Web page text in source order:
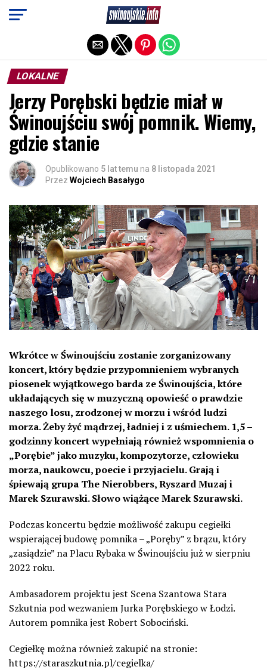
LOKALNE
Jerzy Porębski będzie miał w
Świnoujściu swój pomnik. Wiemy,
gdzie stanie
Opublikowano 5 lat temu na 8 listopada 2021
Przez Wojciech Basałygo
Wkrótce w Świnoujściu zostanie zorganizowany
koncert, który będzie przypomnieniem wybranych
piosenek wyjątkowego barda ze Świnoujścia, które
układających się w muzyczną opowieść o prawdzie
naszego losu, zrodzonej w morzu i wśród ludzi
morza. Żeby żyć mądrzej, ładniej i z uśmiechem. 1,5 –
godzinny koncert wypełniają również wspomnienia o
„Porębie” jako muzyku, kompozytorze, człowieku
morza, naukowcu, poecie i przyjacielu. Grają i
śpiewają grupa The Nierobbers, Ryszard Muzaj i
Marek Szurawski. Słowo wiążące Marek Szurawski.
Podczas koncertu będzie możliwość zakupu cegiełki
wspierającej budowę pomnika – „Poręby” z brązu, który
„zasiądzie” na Placu Rybaka w Świnoujściu już w sierpniu
2022 roku.
Ambasadorem projektu jest Scena Szantowa Stara
Szkutnia pod wezwaniem Jurka Porębskiego w Łodzi.
Autorem pomnika jest Robert Sobociński.
Cegiełkę można również zakupić na stronie:
https://staraszkutnia.pl/cegielka/
Exit mobile version